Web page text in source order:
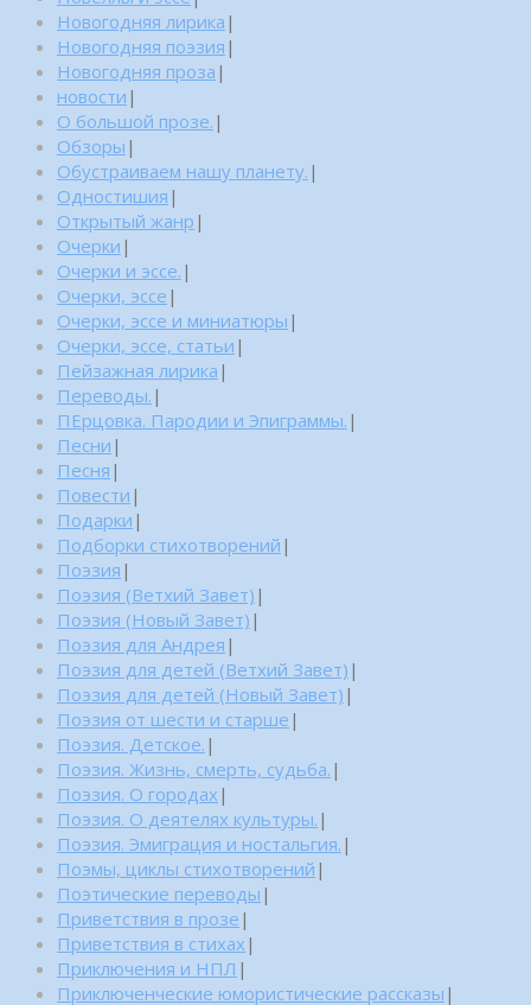
Новогодняя лирика |
Новогодняя поэзия |
Новогодняя проза |
новости |
О большой прозе. |
Обзоры |
Обустраиваем нашу планету. |
Одностишия |
Открытый жанр |
Очерки |
Очерки и эссе. |
Очерки, эссе |
Очерки, эссе и миниатюры |
Очерки, эссе, статьи |
Пейзажная лирика |
Переводы. |
ПЕрцовка. Пародии и Эпиграммы. |
Песни |
Песня |
Повести |
Подарки |
Подборки стихотворений |
Поэзия |
Поэзия (Ветхий Завет) |
Поэзия (Новый Завет) |
Поэзия для Андрея |
Поэзия для детей (Ветхий Завет) |
Поэзия для детей (Новый Завет) |
Поэзия от шести и старше |
Поэзия. Детское. |
Поэзия. Жизнь, смерть, судьба. |
Поэзия. О городах |
Поэзия. О деятелях культуры. |
Поэзия. Эмиграция и ностальгия. |
Поэмы, циклы стихотворений |
Поэтические переводы |
Приветствия в прозе |
Приветствия в стихах |
Приключения и НПЛ |
Приключенческие юмористические рассказы |